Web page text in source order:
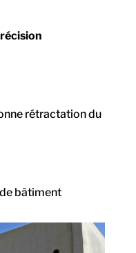
rétractation du
bâtiment